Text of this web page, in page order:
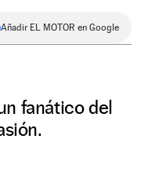
Añadir EL MOTOR en Google
fanático del